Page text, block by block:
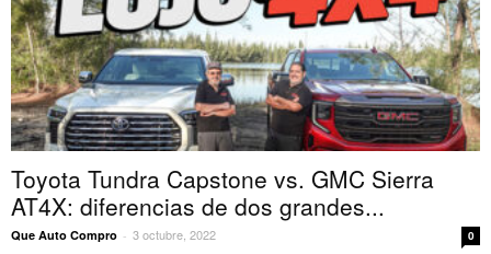
Toyota Tundra Capstone vs. GMC Sierra
AT4X: diferencias de dos grandes...
Que Auto Compro - 3 octubre, 2022 0